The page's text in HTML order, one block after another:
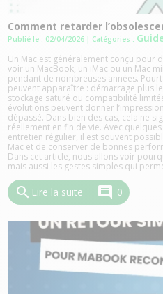
Comment retarder
Publié le : 02/04/2026 | Catégories :
Un Mac est généralement conçu pour
voir un MacBook, un iMac ou un Mac
pendant de nombreuses années.
peuvent apparaître : démarrage plus
stockage saturé ou compatibilité
évolutions peuvent donner
dépassé. Dans bien des cas, cela ne
réellement en fin de vie. Avec
entretien régulier, il est souvent
Mac et de conserver de bonnes
Dans cet article, nous allons voir
mais aussi les gestes simples qui
search Lire la suite comment 0